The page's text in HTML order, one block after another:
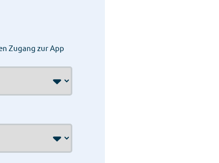
Zugang zur App